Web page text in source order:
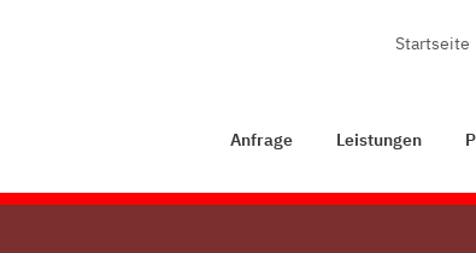
Startseite
Anfrage Leistungen